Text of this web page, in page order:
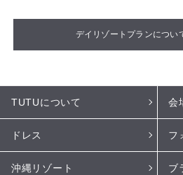
デイリゾートプランについ
TUTUについて 会
ドレス フ
沖縄リゾート ブ